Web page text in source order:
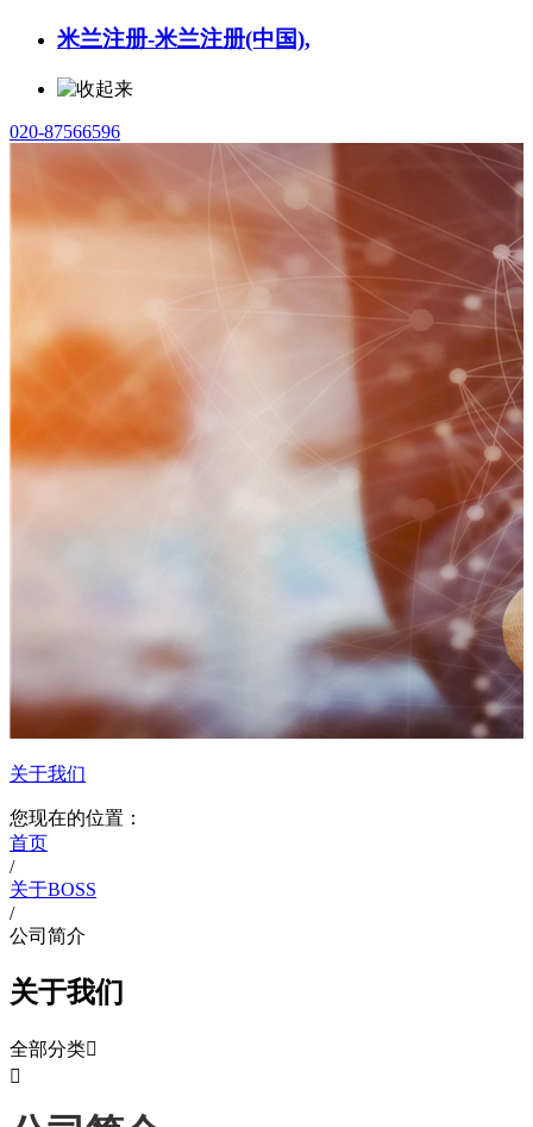
米兰注册-米兰注册(中国),
020-87566596
关于我们
您现在的位置：
首页
/
关于BOSS
/
公司简介
关于我们
全部分类
